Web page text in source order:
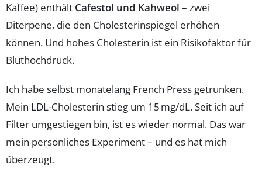
Kaffee) enthält Cafestol und Kahweol – zwei
Diterpene, die den Cholesterinspiegel erhöhen
können. Und hohes Cholesterin ist ein Risikofaktor für
Bluthochdruck.
Ich habe selbst monatelang French Press getrunken.
Mein LDL-Cholesterin stieg um 15 mg/dL. Seit ich auf
Filter umgestiegen bin, ist es wieder normal. Das war
mein persönliches Experiment – und es hat mich
überzeugt.